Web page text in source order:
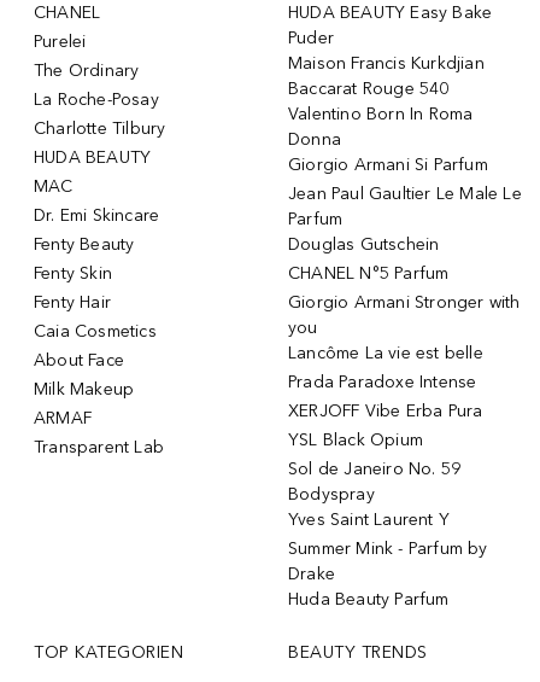
CHANEL
Purelei
The Ordinary
La Roche-Posay
Charlotte Tilbury
HUDA BEAUTY
MAC
Dr. Emi Skincare
Fenty Beauty
Fenty Skin
Fenty Hair
Caia Cosmetics
About Face
Milk Makeup
ARMAF
Transparent Lab
HUDA BEAUTY Easy Bake
Puder
Maison Francis Kurkdjian
Baccarat Rouge 540
Valentino Born In Roma
Donna
Giorgio Armani Si Parfum
Jean Paul Gaultier Le Male Le
Parfum
Douglas Gutschein
CHANEL N°5 Parfum
Giorgio Armani Stronger with
you
Lancôme La vie est belle
Prada Paradoxe Intense
XERJOFF Vibe Erba Pura
YSL Black Opium
Sol de Janeiro No. 59
Bodyspray
Yves Saint Laurent Y
Summer Mink - Parfum by
Drake
Huda Beauty Parfum
TOP KATEGORIEN BEAUTY TRENDS